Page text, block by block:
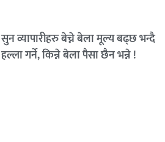
सुन व्यापारीहरु बेच्ने बेला मूल्य बढ्छ भन्दै
हल्ला गर्ने, किन्ने बेला पैसा छैन भन्ने !